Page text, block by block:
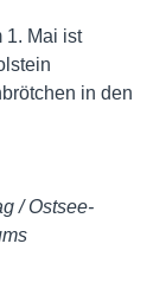
1. Mai ist
in den
/ Ostsee-